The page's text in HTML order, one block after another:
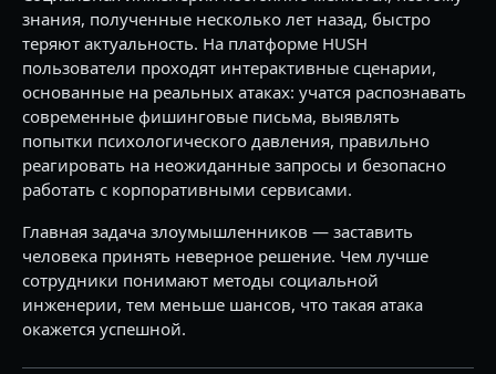
знания, полученные несколько лет назад, быстро
теряют актуальность. На платформе HUSH
пользователи проходят интерактивные сценарии,
основанные на реальных атаках: учатся распознавать
современные фишинговые письма, выявлять
попытки психологического давления, правильно
реагировать на неожиданные запросы и безопасно
работать с корпоративными сервисами.
Главная задача злоумышленников — заставить
человека принять неверное решение. Чем лучше
сотрудники понимают методы социальной
инженерии, тем меньше шансов, что такая атака
окажется успешной.